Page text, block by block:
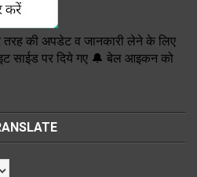
तरह की अपडेट व जानकारी लेने के लिए
साईड पर दिये गए 🔔 बेल आइकन को